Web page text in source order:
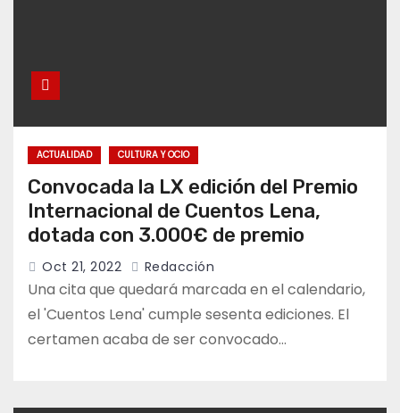
ACTUALIDAD CULTURA Y OCIO
Convocada la LX edición del Premio
Internacional de Cuentos Lena,
dotada con 3.000€ de premio
Oct 21, 2022 Redacción
Una cita que quedará marcada en el calendario,
el 'Cuentos Lena' cumple sesenta ediciones. El
certamen acaba de ser convocado…